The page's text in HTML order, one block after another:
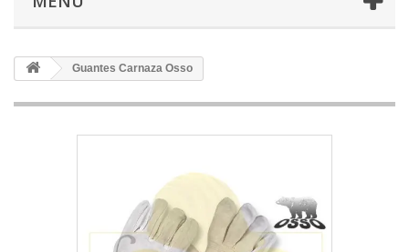
Guantes Carnaza Osso